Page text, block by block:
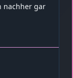
nachher gar